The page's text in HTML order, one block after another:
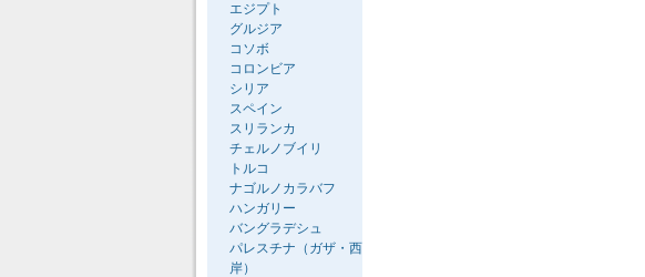
エジプト
グルジア
コソボ
コロンビア
シリア
スペイン
スリランカ
チェルノブイリ
トルコ
ナゴルノカラバフ
ハンガリー
バングラデシュ
パレスチナ（ガザ・西
岸）